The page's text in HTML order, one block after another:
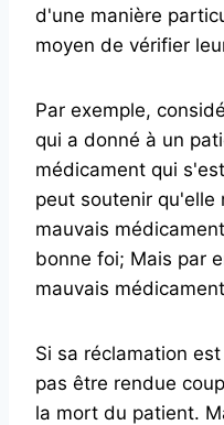
d'une manière
moyen de vérifier
Par exemple,
qui a donné à un
médicament qui
peut soutenir qu'elle
mauvais
bonne foi; Mais par
mauvais
Si sa réclamation
pas être rendue
la mort du patient.